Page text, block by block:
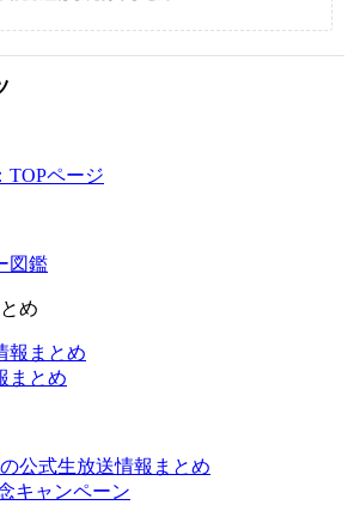
TOPページ
図鑑
め
報まとめ
まとめ
公式生放送情報まとめ
キャンペーン